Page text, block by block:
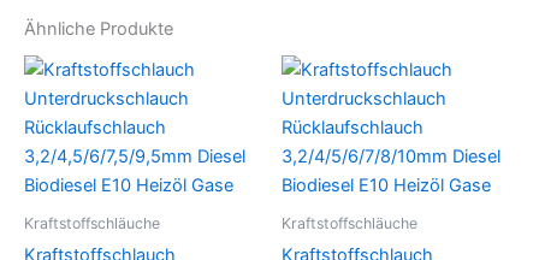
Ähnliche Produkte
Kraftstoffschläuche
Kraftstoffschlauch
Kraftstoffschläuche
Kraftstoffschlauch